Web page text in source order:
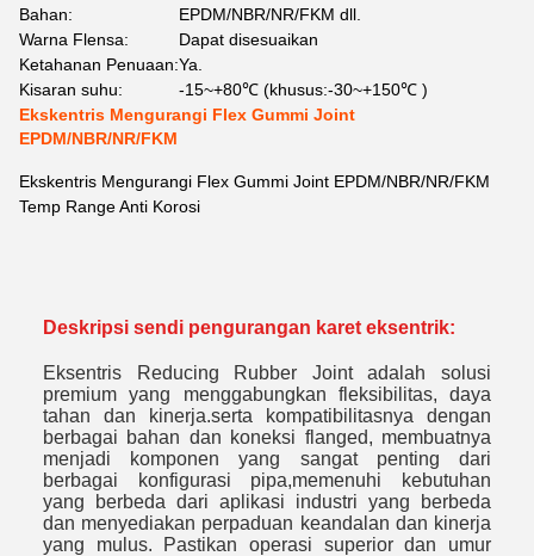
Bahan:
EPDM/NBR/NR/FKM dll.
Warna Flensa:
Dapat disesuaikan
Ketahanan Penuaan:Ya.
Kisaran suhu:
-15~+80℃ (khusus:-30~+150℃ )
Ekskentris Mengurangi Flex Gummi Joint
EPDM/NBR/NR/FKM
Ekskentris Mengurangi Flex Gummi Joint EPDM/NBR/NR/FKM
Temp Range Anti Korosi
Deskripsi sendi pengurangan karet eksentrik:
Eksentris Reducing Rubber Joint adalah solusi
premium yang menggabungkan fleksibilitas, daya
tahan dan kinerja.serta kompatibilitasnya dengan
berbagai bahan dan koneksi flanged, membuatnya
menjadi komponen yang sangat penting dari
berbagai konfigurasi pipa,memenuhi kebutuhan
yang berbeda dari aplikasi industri yang berbeda
dan menyediakan perpaduan keandalan dan kinerja
yang mulus. Pastikan operasi superior dan umur